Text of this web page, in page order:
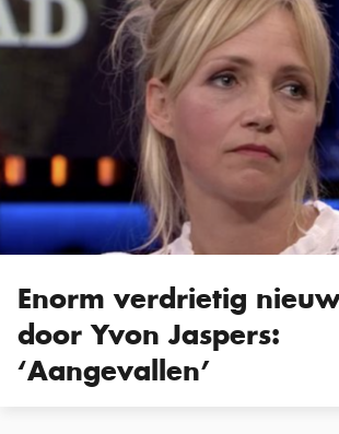
Enorm verdrietig
door Yvon Jaspers:
‘Aangevallen’